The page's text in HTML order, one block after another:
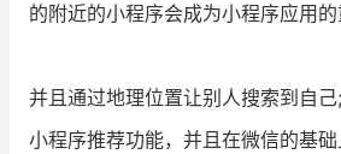
的附近的小程序会成为小程序应用的
并且通过地理位置让别人搜索到自
小程序推荐功能，并且在微信的基础